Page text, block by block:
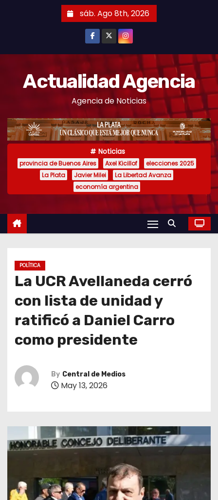
sáb. Ago 8th, 2026
Actualidad Agencia
Agencia de Noticias
Noticias
provincia de Buenos Aires Axel Kicillof
elecciones 2025
La Plata
Javier Milei
La Libertad Avanza
economía argentina
POLÍTICA
La UCR Avellaneda cerró
con lista de unidad y
ratificó a Daniel Carro
como presidente
By Central de Medios
May 13, 2026